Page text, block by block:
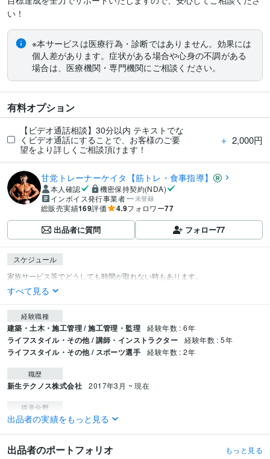
※本サービスは医療行為・診断ではありません。効果には
個人差があります。症状がある場合や心身の不調がある
場合は、医療機関・専門機関にご相談ください。
有料オプション
【ビデオ通話相談】30分以内 テキストでな
くビデオ通話にすることで、お客様のご要
望をより詳しくご相談頂けます！
＋ 2,000円
甘党トレーナーケイタ【筋トレ・食事指導】
本人確認
機密保持契約(NDA)
インボイス発行事業者
未登録
総販売実績169評価 4.9フォロワー77
出品者に質問 フォロー77
スケジュール
すべて見る
経験職種
建築・土木・施工管理 / 施工管理・監理 経験年数 : 6年
ライフスタイル・その他 / 講師・インストラクター 経験年数 : 5年
ライフスタイル・その他 / スポーツ選手 経験年数 : 2年
職歴
新生テクノス株式会社 2017年3月 ~ 現在
得意分野
住まい・美容・生活相談 トレーニング
出品者の実績をもっと見る
出品者のポートフォリオ もっと見る